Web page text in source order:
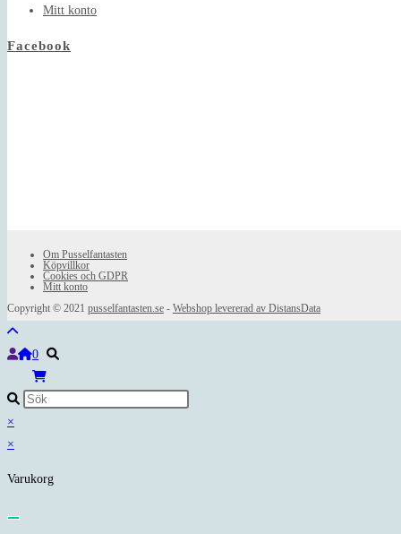
Mitt konto
Facebook
Om Pusselfantasten
Köpvillkor
Cookies och GDPR
Mitt konto
Copyright © 2021 pusselfantasten.se - Webshop levererad av DistansData
0
×
×
Varukorg